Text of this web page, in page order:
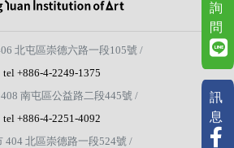
詢
問
訊
息
北屯區崇德六路一段105號 /
tel +886-4-2249-1375
南屯區公益路二段445號 /
tel +886-4-2251-4092
404 北區崇德路一段524號 /